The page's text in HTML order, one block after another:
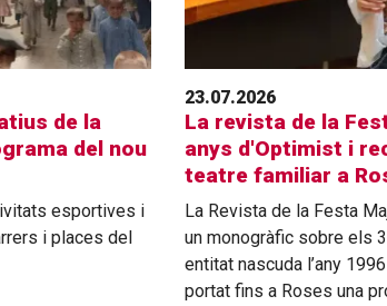
de la
del nou
esportives i
i places del
23.07.2026
La revista de la
anys d'Optimist i
teatre familiar a
La Revista de la Festa
un monogràfic sobre els
entitat nascuda l’any
portat fins a Roses una